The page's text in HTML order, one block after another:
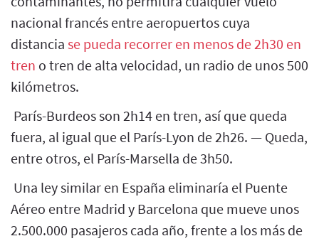
nacional francés entre aeropuertos cuya
distancia se pueda recorrer en menos de 2h30 en
tren o tren de alta velocidad, un radio de unos 500
kilómetros.
París-Burdeos son 2h14 en tren, así que queda
fuera, al igual que el París-Lyon de 2h26. — Queda,
entre otros, el París-Marsella de 3h50.
Una ley similar en España eliminaría el Puente
Aéreo entre Madrid y Barcelona que mueve unos
2.500.000 pasajeros cada año, frente a los más de